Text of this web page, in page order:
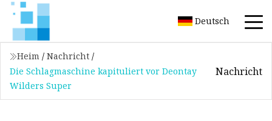
Deutsch
Heim / Nachricht /
Die Schlagmaschine kapituliert vor Deontay
Wilders Super
Nachricht